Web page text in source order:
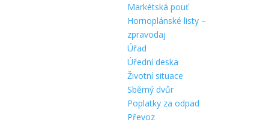
Markétská pouť
Hornoplánské listy –
zpravodaj
Úřad
Úřední deska
Životní situace
Sběrný dvůr
Poplatky za odpad
Převoz